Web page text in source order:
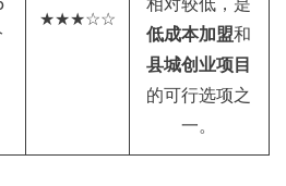
★★★☆☆
相对较低，是
低成本加盟和
县城创业项目
的可行选项之
一。